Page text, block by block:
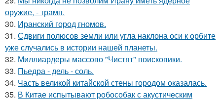
оружие, - трамп.
30. Иранский город гномов.
31. Сдвиги полюсов земли или угла наклона оси к орбите
уже случались в истории нашей планеты.
32. Миллиардеры массово "Чистят" поисковики.
33. Пьедра - дель - соль.
34. Часть великой китайской стены городом оказалась.
35. В Китае испытывают робособак с акустическим